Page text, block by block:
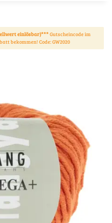
einlösbar)***Gutscheincode im
bekommen! Code: GW2020